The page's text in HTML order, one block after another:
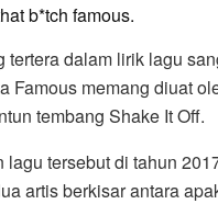
b*tch famous.
tertera dalam lirik lagu
Famous memang diuat
tembang Shake It Off.
tersebut di tahun
artis berkisar antara